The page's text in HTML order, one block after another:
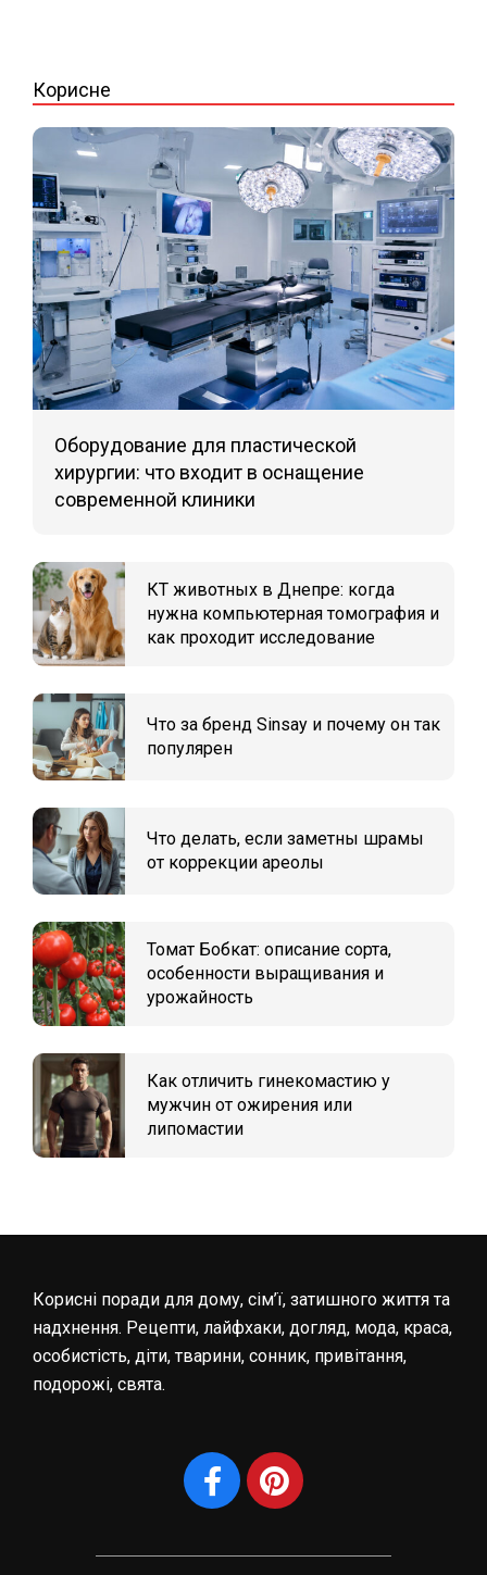
Корисне
Оборудование для пластической
хирургии: что входит в оснащение
современной клиники
КТ животных в Днепре: когда
нужна компьютерная томография и
как проходит исследование
Что за бренд Sinsay и почему он так
популярен
Что делать, если заметны шрамы
от коррекции ареолы
Томат Бобкат: описание сорта,
особенности выращивания и
урожайность
Как отличить гинекомастию у
мужчин от ожирения или
липомастии
Корисні поради для дому, сім’ї, затишного життя та
надхнення. Рецепти, лайфхаки, догляд, мода, краса,
особистість, діти, тварини, сонник, привітання,
подорожі, свята.